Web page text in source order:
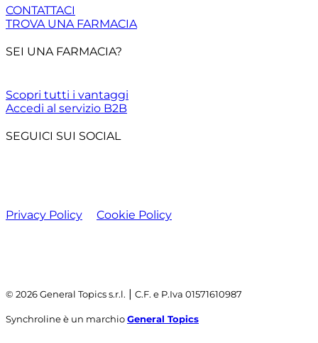
CONTATTACI
TROVA UNA FARMACIA
SEI UNA FARMACIA?
Scopri tutti i vantaggi
Accedi al servizio B2B
SEGUICI SUI SOCIAL
Privacy Policy Cookie Policy
© 2026 General Topics s.r.l. | C.F. e P.Iva 01571610987
Synchroline è un marchio General Topics